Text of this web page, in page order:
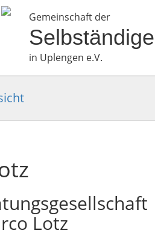
Gemeinschaft der
in Uplengen e.V.
Lotz